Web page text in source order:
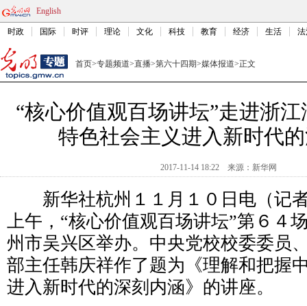
English
时政 国际 时评 理论 文化 科技 教育 经济 生活
首页>专题频道>直播>第六十四期>媒体报道>正文
“核心价值观百场讲坛”走进浙
特色社会主义进入新时代
2017-11-14 18:22 来源： 新华网
新华社杭州１１月１０日电（记
上午，“核心价值观百场讲坛”第６４
州市吴兴区举办。中央党校校委委员
部主任韩庆祥作了题为《理解和把握
进入新时代的深刻内涵》的讲座。